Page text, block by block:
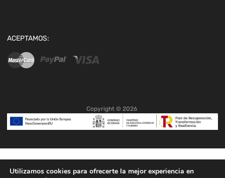
ACEPTAMOS:
Copyright © 2026
Utilizamos cookies para ofrecerte la mejor experiencia en